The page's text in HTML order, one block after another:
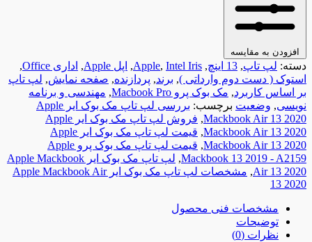
افزودن به مقایسه
دسته: لپ تاپ, 13 اینچ ,
Apple, Intel Iris
, اپل Apple , اداری Office
,
استوک ( دست دوم وارداتی ), برند, پردازنده, صفحه نمایش, لپ تاپ
بر اساس کاربرد, مک بوک پرو Macbook Pro , مهندسی و برنامه
نویسی, وضعیت برچسب:
بررسی لپ تاپ مک بوک ایر Apple
Mackbook Air 13 2020
,
فروش لپ تاپ مک بوک ایر Apple
Mackbook Air 13 2020
,
قیمت لپ تاپ مک بوک ایر Apple
Mackbook Air 13 2020
,
قیمت لپ تاپ مک بوک پرو Apple
Mackbook 13 2019 - A2159
,
لپ تاپ مک بوک ایر Apple Mackbook
Air 13 2020
,
مشخصات لپ تاپ مک بوک ایر Apple Mackbook Air
13 2020
مشخصات فنی محصول
توضیحات
نظرات (0)